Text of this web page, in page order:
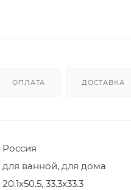
ОПЛАТА ДОСТАВКА
Россия
для ванной, для дома
20.1x50.5, 33.3x33.3